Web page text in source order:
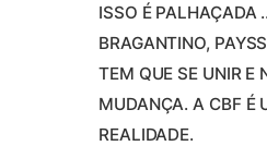
ISSO É PALHAÇADA
BRAGANTINO,
TEM QUE SE UNIR E
MUDANÇA. A CBF É
REALIDADE.